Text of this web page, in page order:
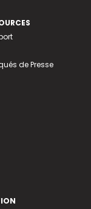
de Presse